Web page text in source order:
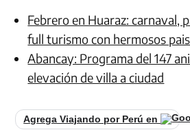
Febrero en Huaraz: carnaval,
full turismo con hermosos
Abancay: Programa del 147
elevación de villa a ciudad
Agrega Viajando por Perú en